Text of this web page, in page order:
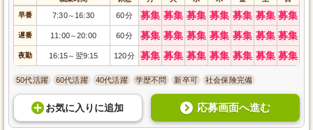
早番 7:30～ 16:30 60分 募集 募集 募集 募集 募集 募集 募集
遅番 11:00～20:00 60分 募集 募集 募集 募集 募集 募集 募集
夜勤 16:15～ 翌9:15 120分 募集 募集 募集 募集 募集 募集 募集
50代活躍 60代活躍 40代活躍 学歴不問 新卒可 社会保険完備
お気に入り に追加 応募画面へ進む